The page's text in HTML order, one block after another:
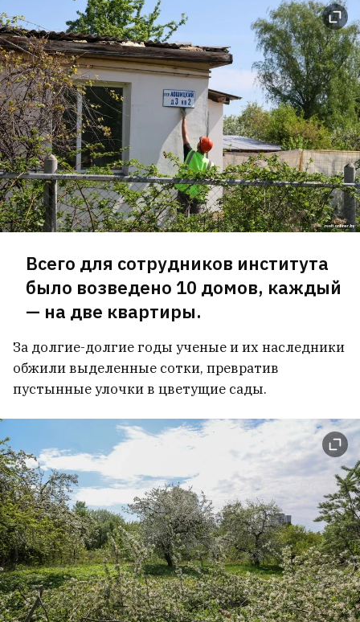
Всего для сотрудников института
было возведено 10 домов, каждый
— на две квартиры.
За долгие-долгие годы ученые и их наследники
обжили выделенные сотки, превратив
пустынные улочки в цветущие сады.
Белорус из Канады несколько лет
судился с женой из-за детей.
Жена хотела, чтобы он
содержание
Телеграм-канал Марины Золотовой
признали экстремистским
1